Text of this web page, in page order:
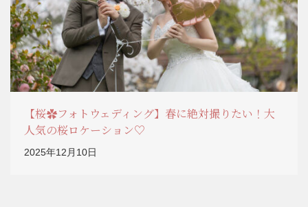
【桜✿フォトウェディング】春に絶対撮りたい！大
人気の桜ロケーション♡
2025年12月10日